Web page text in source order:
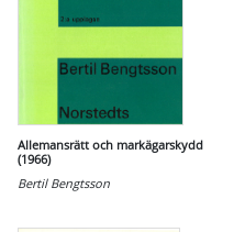
Allemansrätt och markägarskydd
(1966)
Bertil Bengtsson